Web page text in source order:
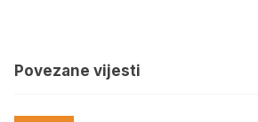
Povezane vijesti